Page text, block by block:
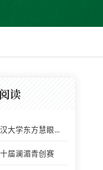
读
大学东方慧眼...
届澜湄青创赛